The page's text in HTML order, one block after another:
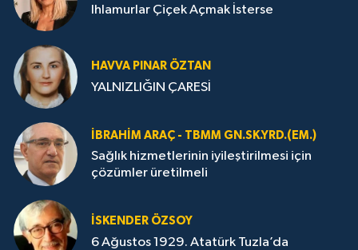
Ihlamurlar Çiçek Açmak İsterse
HAVVA PINAR ÖZTAN
YALNIZLIĞIN ÇARESİ
İBRAHIM ARAÇ - TBMM GN.SK.YRD.(EM.)
Sağlık hizmetlerinin iyileştirilmesi için
çözümler üretilmeli
İSKENDER ÖZSOY
6 Ağustos 1929. Atatürk Tuzla’da